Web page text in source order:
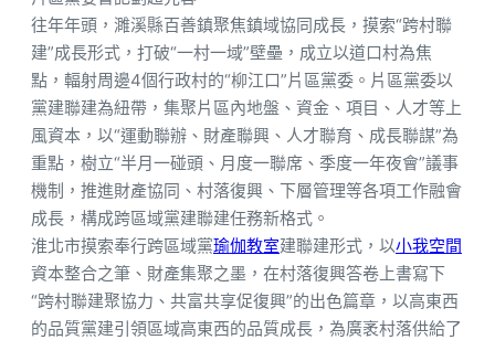
往年年頭，濉溪縣百善鎮聚焦鎮域協同成長，摸索“跨村聯
建”成長形式，打破“一村一域”壁壘，成立以道口村為焦
點，輻射周邊4個行政村的“柳江口”片區黨委。片區黨委以
黨建聯建為紐帶，集聚片區內地盤、資金、項目、人才等上
風資本，以“運動聯辦、財產聯興、人才聯育、成長聯謀”為
重點，樹立“半月一碰頭、月度一聯席、季度一年夜會”議事
機制，推進財產協同、村落復興、下層管理等各項工作融會
成長，構成跨區域黨建聯建任務新格式。
淮北市摸索奉行跨區域黨瑜伽教室建聯建形式，以小我空間
資本整合之筆、財產集聚之墨，在村落復興答卷上書寫下
“跨村聯建聚協力、共富共享促復興”的出色篇章，以高東西
的品質黨建引領區域高東西的品質成長，為廣袤村落供給了